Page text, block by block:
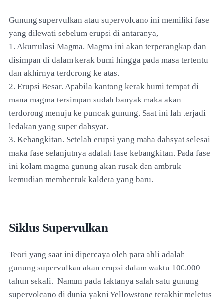
Gunung supervulkan atau supervolcano ini memiliki fase
yang dilewati sebelum erupsi di antaranya,
1. Akumulasi Magma. Magma ini akan terperangkap dan
disimpan di dalam kerak bumi hingga pada masa tertentu
dan akhirnya terdorong ke atas.
2. Erupsi Besar. Apabila kantong kerak bumi tempat di
mana magma tersimpan sudah banyak maka akan
terdorong menuju ke puncak gunung. Saat ini lah terjadi
ledakan yang super dahsyat.
3. Kebangkitan. Setelah erupsi yang maha dahsyat selesai
maka fase selanjutnya adalah fase kebangkitan. Pada fase
ini kolam magma gunung akan rusak dan ambruk
kemudian membentuk kaldera yang baru.
Siklus Supervulkan
Teori yang saat ini dipercaya oleh para ahli adalah
gunung supervulkan akan erupsi dalam waktu 100.000
tahun sekali. Namun pada faktanya salah satu gunung
supervolcano di dunia yakni Yellowstone terakhir meletus